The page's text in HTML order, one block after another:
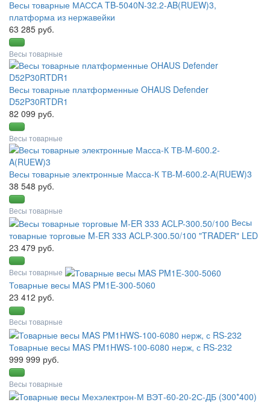
Весы товарные МАССА TB-5040N-32.2-AB(RUEW)3,
платформа из нержавейки
63 285 руб.
Весы товарные
Весы товарные платформенные OHAUS Defender
D52P30RTDR1
82 099 руб.
Весы товарные
Весы товарные электронные Масса-К ТВ-M-600.2-A(RUEW)3
38 548 руб.
Весы товарные
Весы
товарные торговые M-ER 333 ACLP-300.50/100 "TRADER" LED
23 479 руб.
Весы товарные
Товарные весы MAS PM1E-300-5060
23 412 руб.
Весы товарные
Товарные весы MAS PM1HWS-100-6080 нерж, с RS-232
999 999 руб.
Весы товарные